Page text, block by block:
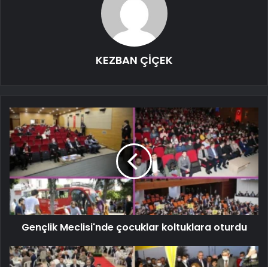
KEZBAN ÇİÇEK
Gençlik Meclisi'nde çocuklar koltuklara oturdu